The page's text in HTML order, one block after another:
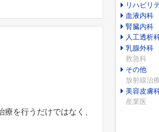
を行うだけではなく、
リハビリ
血液内科
腎臓内科
人工透析
乳腺外科
救急科
その他
放射線治
美容皮膚
産業医